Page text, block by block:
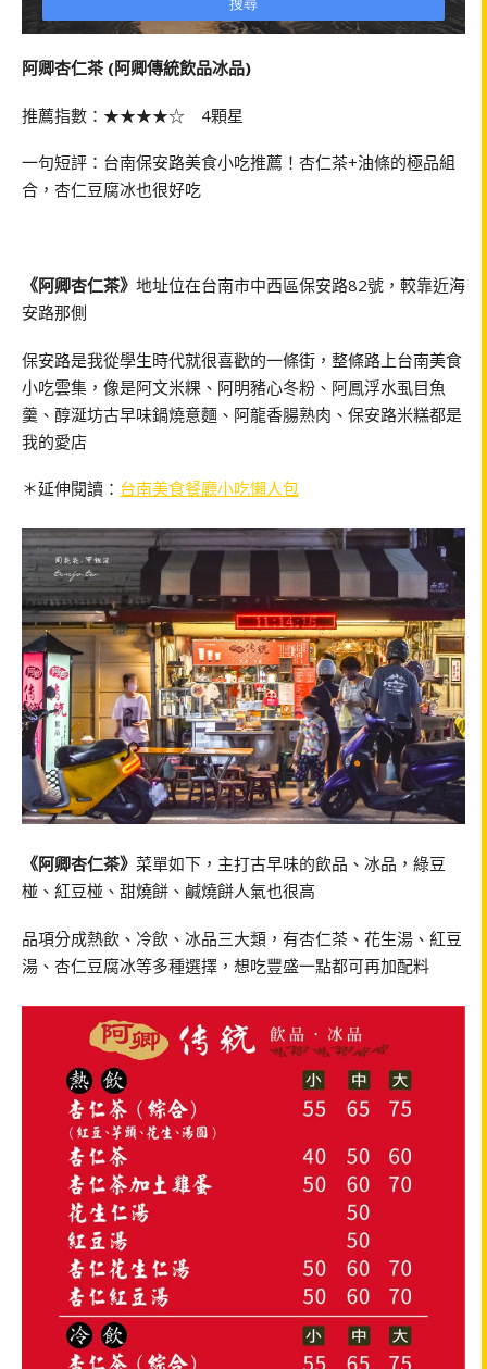
阿卿杏仁茶 (阿卿傳統飲品冰品)
推薦指數：★★★★☆ 4顆星
一句短評：台南保安路美食小吃推薦！杏仁茶+油條的極品組
合，杏仁豆腐冰也很好吃
《阿卿杏仁茶》 地址位在台南市中西區保安路82號，較靠近海
安路那側
保安路是我從學生時代就很喜歡的一條街，整條路上台南美食
小吃雲集，像是阿文米粿、阿明豬心冬粉、阿鳳浮水虱目魚
羹、醇涎坊古早味鍋燒意麵、阿龍香腸熟肉、保安路米糕都是
我的愛店
＊延伸閱讀： 台南美食餐廳小吃懶人包
《阿卿杏仁茶》 菜單如下，主打古早味的飲品、冰品，綠豆
椪、紅豆椪、甜燒餅、鹹燒餅人氣也很高
品項分成熱飲、冷飲、冰品三大類，有杏仁茶、花生湯、紅豆
湯、杏仁豆腐冰等多種選擇，想吃豐盛一點都可再加配料